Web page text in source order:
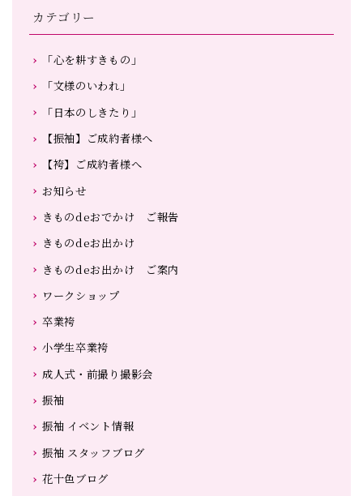
カテゴリー
「心を耕すきもの」
「文様のいわれ」
「日本のしきたり」
【振袖】ご成約者様へ
【袴】ご成約者様へ
お知らせ
きものdeおでかけ ご報告
きものdeお出かけ
きものdeお出かけ ご案内
ワークショップ
卒業袴
小学生卒業袴
成人式・前撮り撮影会
振袖
振袖 イベント情報
振袖 スタッフブログ
花十色ブログ